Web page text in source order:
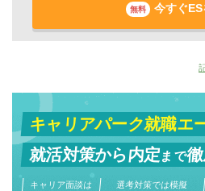
無料 今すぐES
キャリアパーク就職エ
就活対策から内定まで
キャリア面談は
選考対策では模擬